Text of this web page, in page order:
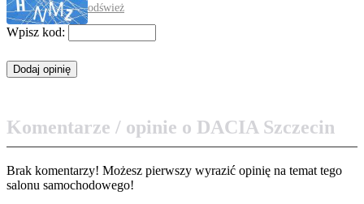
odśwież
Wpisz kod:
Komentarze / opinie o DACIA Szczecin
Brak komentarzy! Możesz pierwszy wyrazić opinię na temat tego
salonu samochodowego!